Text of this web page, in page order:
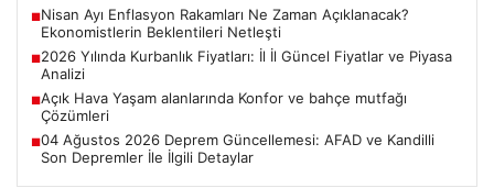
■Nisan Ayı Enflasyon Rakamları Ne Zaman Açıklanacak?
Ekonomistlerin Beklentileri Netleşti
■2026 Yılında Kurbanlık Fiyatları: İl İl Güncel Fiyatlar ve Piyasa
Analizi
■Açık Hava Yaşam alanlarında Konfor ve bahçe mutfağı
Çözümleri
■04 Ağustos 2026 Deprem Güncellemesi: AFAD ve Kandilli
Son Depremler İle İlgili Detaylar